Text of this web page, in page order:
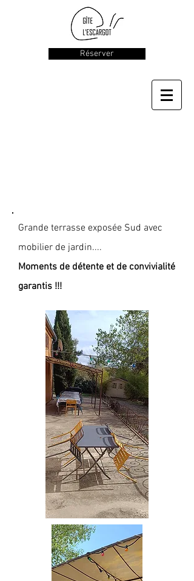
Réserver
Grande terrasse exposée Sud avec
mobilier de jardin....
Moments de détente et de convivialité
garantis !!!